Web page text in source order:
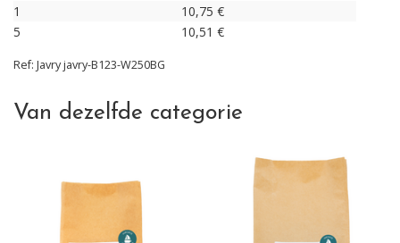
1
10,75 €
5
10,51 €
Ref: Javryjavry-B123-W250BG
Van dezelfde categorie